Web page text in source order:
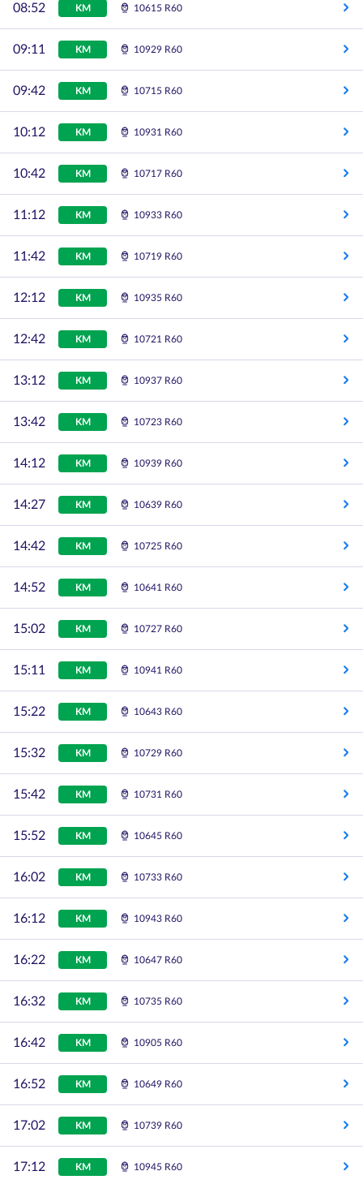
08:52 KM 10615 R60
09:11 KM 10929 R60
09:42 KM 10715 R60
10:12 KM 10931 R60
10:42 KM 10717 R60
11:12 KM 10933 R60
11:42 KM 10719 R60
12:12 KM 10935 R60
12:42 KM 10721 R60
13:12 KM 10937 R60
13:42 KM 10723 R60
14:12 KM 10939 R60
14:27 KM 10639 R60
14:42 KM 10725 R60
14:52 KM 10641 R60
15:02 KM 10727 R60
15:11 KM 10941 R60
15:22 KM 10643 R60
15:32 KM 10729 R60
15:42 KM 10731 R60
15:52 KM 10645 R60
16:02 KM 10733 R60
16:12 KM 10943 R60
16:22 KM 10647 R60
16:32 KM 10735 R60
16:42 KM 10905 R60
16:52 KM 10649 R60
17:02 KM 10739 R60
17:12 KM 10945 R60